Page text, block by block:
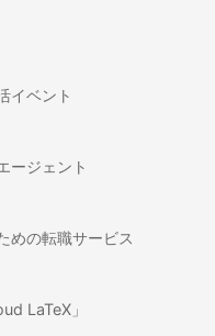
イベント
ージェント
めの転職サービス
LaTeX」